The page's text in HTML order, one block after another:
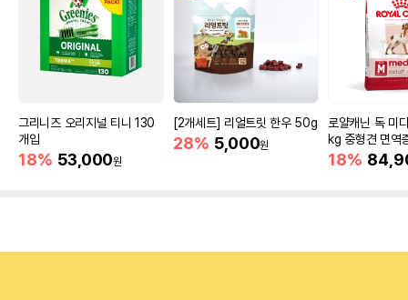
그리니즈 오리지널 티니 130
개입
18% 53,000원
[2개세트] 리얼트릿 한우 50g
28% 5,000원
로얄캐닌 독 미
kg 중형견 면역
18%